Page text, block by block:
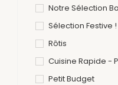
Notre Sélection
Sélection Festive !
Rôtis
Cuisine Rapide -
Petit Budget